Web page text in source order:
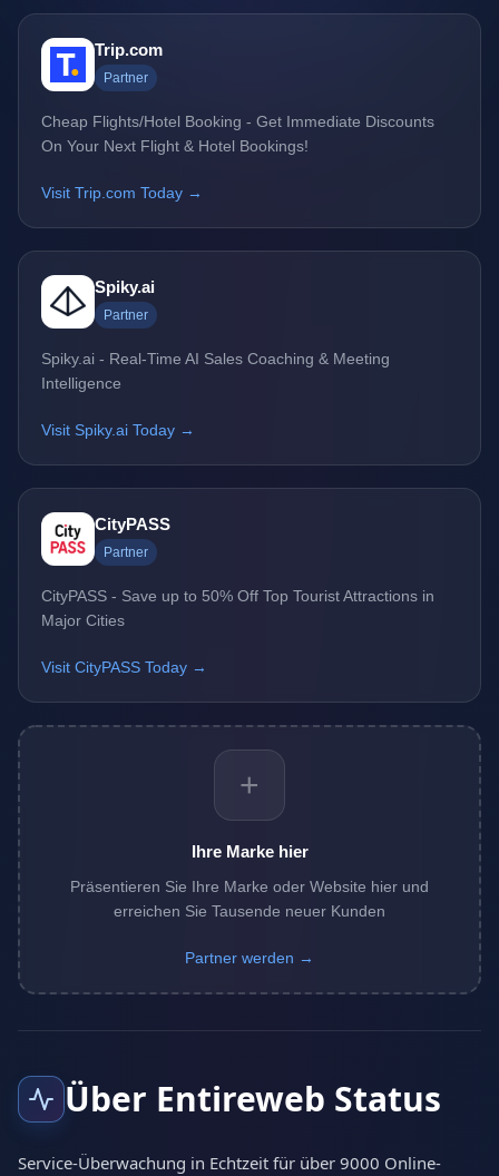
Trip.com
Partner
Cheap Flights/Hotel Booking - Get Immediate Discounts
On Your Next Flight & Hotel Bookings!
Visit Trip.com Today →
Spiky.ai
Partner
Spiky.ai - Real-Time AI Sales Coaching & Meeting
Intelligence
Visit Spiky.ai Today →
CityPASS
Partner
CityPASS - Save up to 50% Off Top Tourist Attractions in
Major Cities
Visit CityPASS Today →
+
Ihre Marke hier
Präsentieren Sie Ihre Marke oder Website hier und
erreichen Sie Tausende neuer Kunden
Partner werden →
Über Entireweb Status
Service-Überwachung in Echtzeit für über 9000 Online-